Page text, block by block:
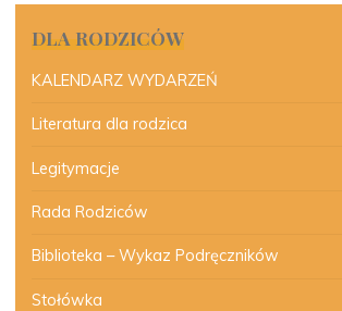
DLA RODZICÓW
KALENDARZ WYDARZEŃ
Literatura dla rodzica
Legitymacje
Rada Rodziców
Biblioteka – Wykaz Podręczników
Stołówka